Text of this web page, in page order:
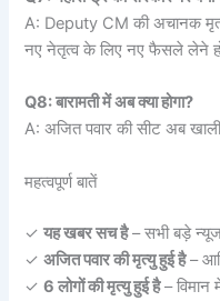
A: Deputy CM की अचानक
नए नेतृत्व के लिए नए फैसले लेने
Q8: बारामती में अब क्या होगा?
A: अजित पवार की सीट अब
महत्वपूर्ण बातें
✓यह खबर सच है– सभी बड़े
✓अजित पवार की मृत्यु हुई है–
✓6 लोगों की मृत्यु हुई है– विमान